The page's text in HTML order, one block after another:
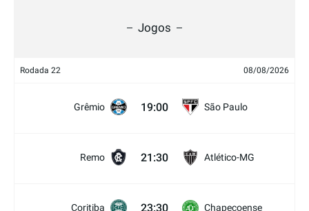
Jogos
Rodada 22 08/08/2026
Grêmio 19:00 São Paulo
Remo 21:30 Atlético-MG
Coritiba 23:30 Chapecoense